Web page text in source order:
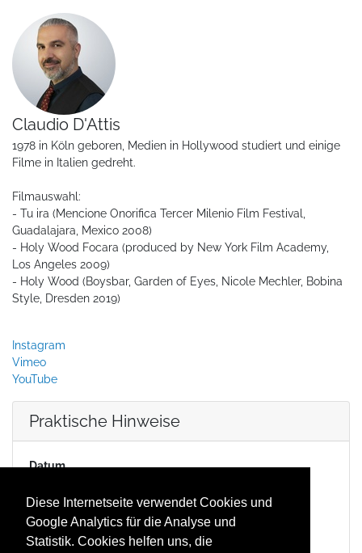
Diese Internetseite verwendet Cookies und
Google Analytics für die Analyse und
Statistik. Cookies helfen uns, die
Claudio D'Attis
1978 in Köln geboren, Medien in Hollywood studiert und einige
Filme in Italien gedreht.
Filmauswahl:
- Tu ira (Mencione Onorifica Tercer Milenio Film Festival,
Guadalajara, Mexico 2008)
- Holy Wood Focara (produced by New York Film Academy,
Los Angeles 2009)
- Holy Wood (Boysbar, Garden of Eyes, Nicole Mechler, Bobina
Style, Dresden 2019)
Instagram
Vimeo
YouTube
Praktische Hinweise
Datum
Duration
2 Stunden 30 Minuten
Location